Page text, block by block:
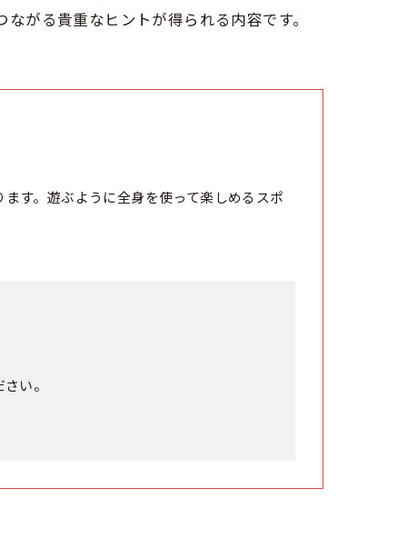
がる貴重なヒントが得られる内容です。
す。遊ぶように全身を使って楽しめるスポ
い。